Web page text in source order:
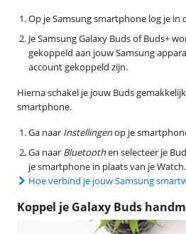
Op je Samsung smartphone log je in
Je Samsung Galaxy Buds of Buds+
gekoppeld aan jouw Samsung
account gekoppeld zijn.
Hierna schakel je jouw Buds
smartphone.
Ga naar Instellingenop je
Ga naar Bluetoothen selecteer je
je smartphone in plaats van je Watch.
Hoe verbind je jouw Samsung
Koppel je Galaxy Buds